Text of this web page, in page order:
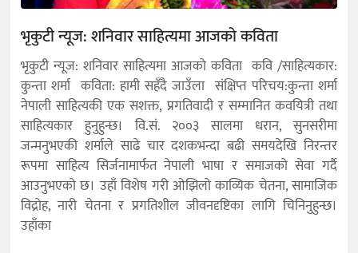
भृकुटी न्यूज: शनिवार साहित्यमा आजको कविता
भृकुटी न्यूज: शनिवार साहित्यमा आजको कविता कवि /साहित्यकार:
कुन्ता शर्मा कविता: हामी सहँदै जाउँला संक्षिप्त परिचय:कुन्ता शर्मा
नेपाली साहित्यकी एक सशक्त, प्रगतिवादी र सम्मानित कवयित्री तथा
साहित्यकार हुनुहुन्छ। वि.सं. २००३ सालमा धरान, सुनसरीमा
जन्मनुभएकी शर्माले साढे चार दशकभन्दा बढी समयदेखि निरन्तर
रूपमा साहित्य सिर्जनामार्फत नेपाली भाषा र समाजको सेवा गर्दै
आउनुभएको छ। उहाँ विशेष गरी ओझिलो काव्यिक चेतना, सामाजिक
विद्रोह, नारी चेतना र प्रगतिशील जीवनदृष्टिका लागि चिनिनुहुन्छ।
उहाँका